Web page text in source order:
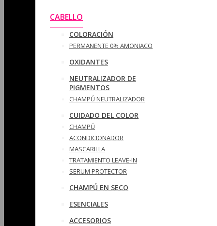
CABELLO
COLORACIÓN
PERMANENTE 0% AMONIACO
OXIDANTES
NEUTRALIZADOR DE
PIGMENTOS
CHAMPÚ NEUTRALIZADOR
CUIDADO DEL COLOR
CHAMPÚ
ACONDICIONADOR
MASCARILLA
TRATAMIENTO LEAVE-IN
SERUM PROTECTOR
CHAMPÚ EN SECO
ESENCIALES
ACCESORIOS